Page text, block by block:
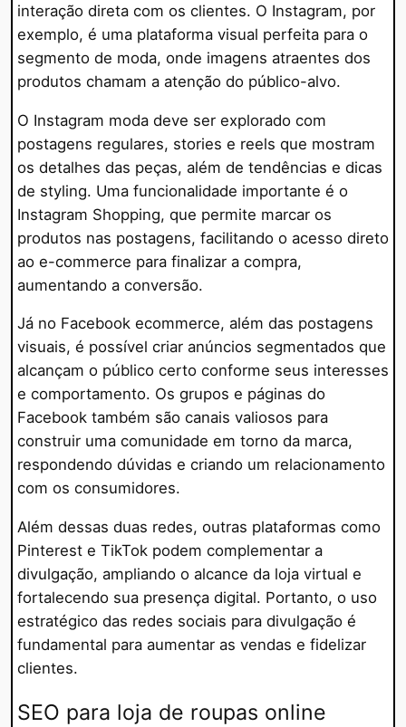
interação direta com os clientes. O Instagram, por
exemplo, é uma plataforma visual perfeita para o
segmento de moda, onde imagens atraentes dos
produtos chamam a atenção do público-alvo.
O Instagram moda deve ser explorado com
postagens regulares, stories e reels que mostram
os detalhes das peças, além de tendências e dicas
de styling. Uma funcionalidade importante é o
Instagram Shopping, que permite marcar os
produtos nas postagens, facilitando o acesso direto
ao e-commerce para finalizar a compra,
aumentando a conversão.
Já no Facebook ecommerce, além das postagens
visuais, é possível criar anúncios segmentados que
alcançam o público certo conforme seus interesses
e comportamento. Os grupos e páginas do
Facebook também são canais valiosos para
construir uma comunidade em torno da marca,
respondendo dúvidas e criando um relacionamento
com os consumidores.
Além dessas duas redes, outras plataformas como
Pinterest e TikTok podem complementar a
divulgação, ampliando o alcance da loja virtual e
fortalecendo sua presença digital. Portanto, o uso
estratégico das redes sociais para divulgação é
fundamental para aumentar as vendas e fidelizar
clientes.
SEO para loja de roupas online